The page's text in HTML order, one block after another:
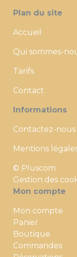
Plan du site
Accueil
Qui sommes-
Tarifs
Contact
Informations
Contactez-nous
Mentions
© Pluscom
Gestion des
Mon compte
Mon compte
Panier
Boutique
Commandes